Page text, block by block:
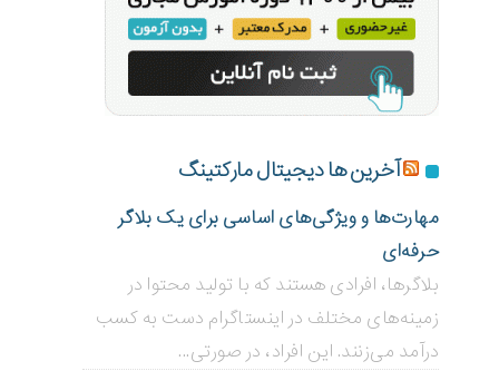
آخرین ها دیجیتال مارکتینگ
مهارت‌ها و ویژگی‌های اساسی برای یک بلاگر
حرفه‌ای
بلاگر‌ها، افرادی هستند که با تولید محتوا در
زمینه‌های مختلف در اینستاگرام دست به کسب
درآمد می‌زنند. این افراد، در صورتی...